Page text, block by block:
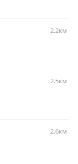
2.2км
2.5км
2.6км